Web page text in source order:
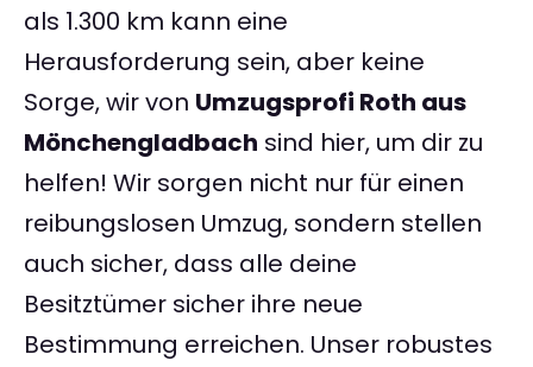
als 1.300 km kann eine
Herausforderung sein, aber keine
Sorge, wir von Umzugsprofi Roth aus
Mönchengladbach sind hier, um dir zu
helfen! Wir sorgen nicht nur für einen
reibungslosen Umzug, sondern stellen
auch sicher, dass alle deine
Besitztümer sicher ihre neue
Bestimmung erreichen. Unser robustes